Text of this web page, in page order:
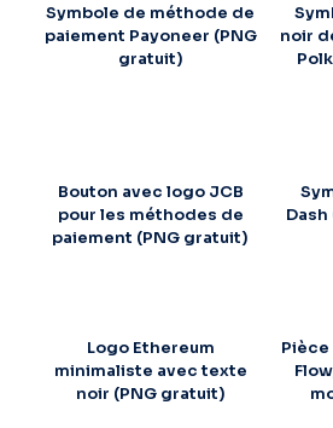
Symbole de méthode de
paiement Payoneer (PNG
gratuit)
noir
Bouton avec logo JCB
pour les méthodes de
paiement (PNG gratuit)
Logo Ethereum
minimaliste avec texte
noir (PNG gratuit)